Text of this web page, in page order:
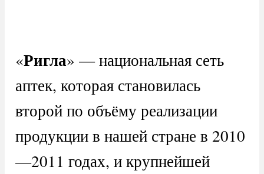
«Ригла» — национальная сеть
аптек, которая становилась
второй по объёму реализации
продукции в нашей стране в 2010
—2011 годах, и крупнейшей